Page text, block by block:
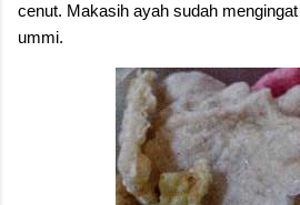
cenut. Makasih ayah sudah
ummi.